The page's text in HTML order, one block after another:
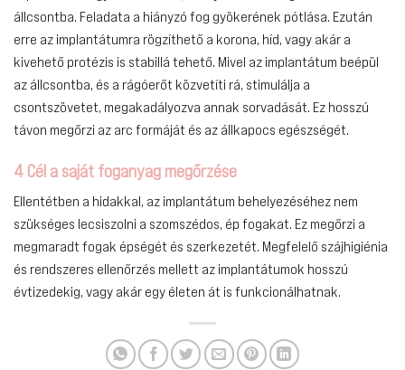
állcsontba. Feladata a hiányzó fog gyökerének pótlása. Ezután
erre az implantátumra rögzíthető a korona, híd, vagy akár a
kivehető protézis is stabillá tehető. Mivel az implantátum beépül
az állcsontba, és a rágóerőt közvetíti rá, stimulálja a
csontszövetet, megakadályozva annak sorvadását. Ez hosszú
távon megőrzi az arc formáját és az állkapocs egészségét.
4 Cél a saját foganyag megőrzése
Ellentétben a hidakkal, az implantátum behelyezéséhez nem
szükséges lecsiszolni a szomszédos, ép fogakat. Ez megőrzi a
megmaradt fogak épségét és szerkezetét. Megfelelő szájhigiénia
és rendszeres ellenőrzés mellett az implantátumok hosszú
évtizedekig, vagy akár egy életen át is funkcionálhatnak.